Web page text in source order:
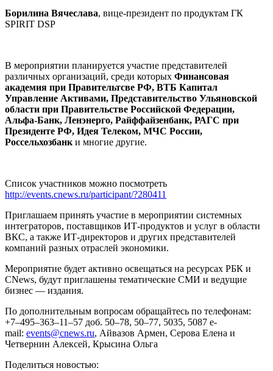
Борилина Вячеслава, вице-президент по продуктам ГК
SPIRIT DSP
В мероприятии планируется участие представителей
различных организаций, среди которых Финансовая
академия при Правительтсве РФ, ВТБ Капитал
Управление Активами, Представительство Ульяновской
области при Правительстве Российской Федерации,
Альфа-Банк, Ленэнерго, Райффайзенбанк, РАГС при
Президенте РФ, Идея Телеком, МЧС России,
Россельхозбанк и многие другие.
Список участников можно посмотреть
http://events.cnews.ru/participant/?280411
Приглашаем принять участие в мероприятии системных
интеграторов, поставщиков ИТ-продуктов и услуг в области
ВКС, а также ИТ-директоров и других представителей
компаний разных отраслей экономики.
Мероприятие будет активно освещаться на ресурсах РБК и
CNews, будут приглашены тематические СМИ и ведущие
бизнес — издания.
По дополнительным вопросам обращайтесь по телефонам:
+7–495–363–11–57 доб. 50–78, 50–77, 5035, 5087 e-
mail: events@cnews.ru, Айвазов Армен, Серова Елена и
Четвернин Алексей, Крысина Ольга
Поделиться новостью: